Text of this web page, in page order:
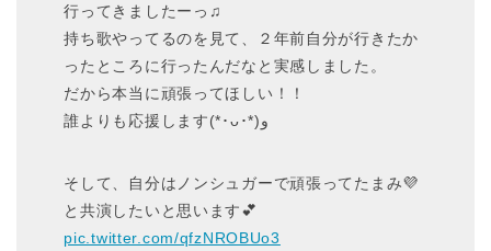
行ってきましたーっ♫
持ち歌やってるのを見て、２年前自分が行きたか
ったところに行ったんだなと実感しました。
だから本当に頑張ってほしい！！
誰よりも応援します(*･ᴗ･*)و
そして、自分はノンシュガーで頑張ってたまみ💜
と共演したいと思います💕
pic.twitter.com/qfzNROBUo3